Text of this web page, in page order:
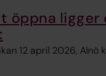
öppna ligger
12 april 2026, Alnö